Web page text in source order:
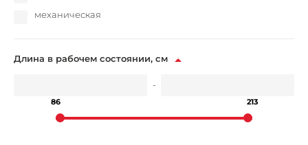
механическая
Длина в рабочем состоянии, см
-
86 213